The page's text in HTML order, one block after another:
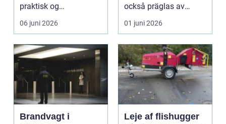
praktisk og
følelsesmæssig
opgave på én gang....
06 juni 2026
också präglas av
starka historis...
01 juni 2026
Brandvagt i
Leje af flishugger